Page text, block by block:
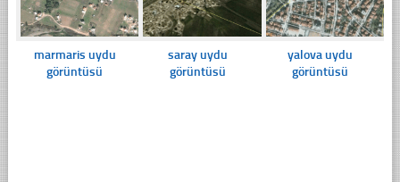
marmaris uydu
görüntüsü
saray uydu
görüntüsü
yalova uydu
görüntüsü